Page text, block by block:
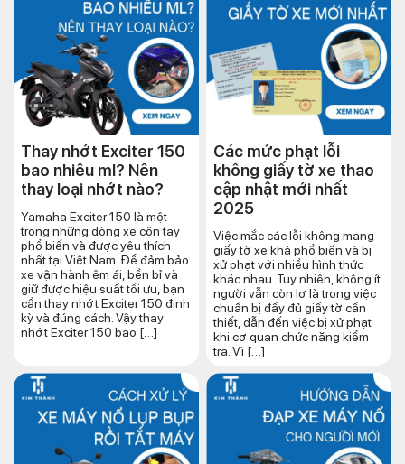
Thay nhớt Exciter 150
bao nhiêu ml? Nên
thay loại nhớt nào?
Yamaha Exciter 150 là một
trong những dòng xe côn tay
phổ biến và được yêu thích
nhất tại Việt Nam. Để đảm bảo
xe vận hành êm ái, bền bỉ và
giữ được hiệu suất tối ưu, bạn
cần thay nhớt Exciter 150 định
kỳ và đúng cách. Vậy thay
nhớt Exciter 150 bao […]
Các mức phạt lỗi
không giấy tờ xe thao
cập nhật mới nhất
2025
Việc mắc các lỗi không mang
giấy tờ xe khá phổ biến và bị
xử phạt với nhiều hình thức
khác nhau. Tuy nhiên, không ít
người vẫn còn lơ là trong việc
chuẩn bị đầy đủ giấy tờ cần
thiết, dẫn đến việc bị xử phạt
khi cơ quan chức năng kiểm
tra. Vì […]